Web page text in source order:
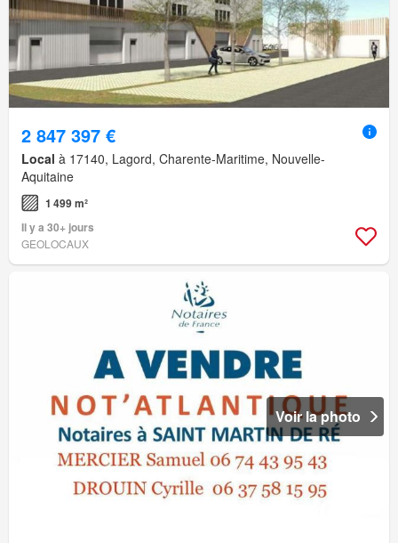
2 847 397 €
Local à 17140, Lagord, Charente-Maritime, Nouvelle-
Aquitaine
1 499 m²
Il y a 30+ jours
GEOLOCAUX
Voir la photo